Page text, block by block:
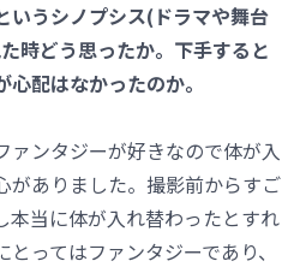
うシノプシス(ドラマや舞台
時どう思ったか。下手すると
配はなかったのか。
ァンタジーが好きなので体が入
がありました。撮影前からすご
本当に体が入れ替わったとすれ
ってはファンタジーであり、